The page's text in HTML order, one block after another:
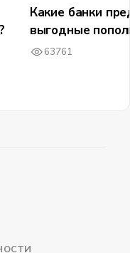
Какие банки
выгодные
63761